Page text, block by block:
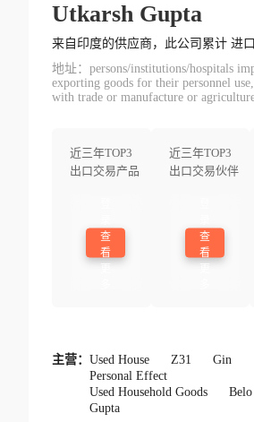
Utkarsh Gupta
来自印度的供应商，此公司累计 进
地址：persons/institutions/hospitals
exporting goods for their personnel
with trade or manufacture or
近三年TOP3
出口交易产品
查
看
近三年TOP3
出口交易伙伴
查
看
主营： Used House Z31
Gin
Personal Effect
Used Household Goods
Belo
Gupta